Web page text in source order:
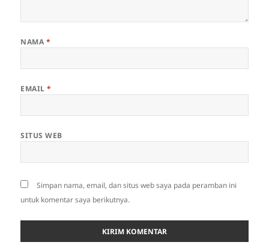
NAMA *
EMAIL*
SITUS WEB
Simpan nama, email, dan situs web saya pada peramban ini
untuk komentar saya berikutnya.